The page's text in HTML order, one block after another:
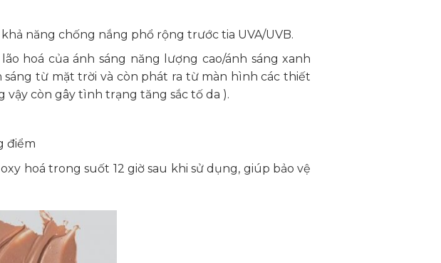
năng chống nắng phổ rộng trước tia UVA/UVB.
hoá của ánh sáng năng lượng cao/ánh sáng xanh
sáng từ mặt trời và còn phát ra từ màn hình các thiết
vậy còn gây tình trạng tăng sắc tố da ).
điểm
hoá trong suốt 12 giờ sau khi sử dụng, giúp bảo vệ